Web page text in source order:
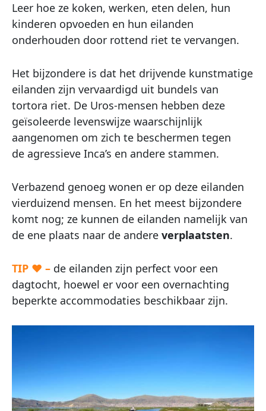
Leer hoe ze koken, werken, eten delen, hun
kinderen opvoeden en hun eilanden
onderhouden door rottend riet te vervangen.
Het bijzondere is dat het drijvende kunstmatige
eilanden zijn vervaardigd uit bundels van
tortora riet. De Uros-mensen hebben deze
geïsoleerde levenswijze waarschijnlijk
aangenomen om zich te beschermen tegen
de agressieve Inca’s en andere stammen.
Verbazend genoeg wonen er op deze eilanden
vierduizend mensen. En het meest bijzondere
komt nog; ze kunnen de eilanden namelijk van
de ene plaats naar de andere verplaatsten.
TIP ♥ – de eilanden zijn perfect voor een
dagtocht, hoewel er voor een overnachting
beperkte accommodaties beschikbaar zijn.